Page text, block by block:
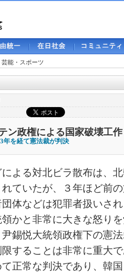
芸能・スポーツ
ン政権による国家破壊工作
年を経て憲法裁が判決
よる対北ビラ散布は、
ていたが、３年ほど前
体などは犯罪者扱いさ
かと非常に大きな怒り
錫悦大統領政権下の憲
することは非常に重大
正常な判決であり、韓